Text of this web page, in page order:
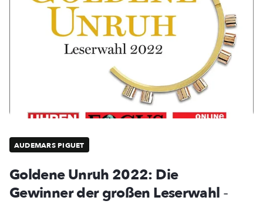
AUDEMARS PIGUET
Goldene Unruh 2022: Die
Gewinner der großen Leserwahl -